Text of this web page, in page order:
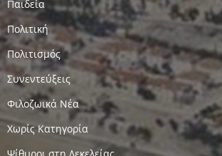
Παιδεία
Πολιτική
Πολιτισμός
Συνεντεύξεις
Φιλοζωικά Νέα
Χωρίς Κατηγορία